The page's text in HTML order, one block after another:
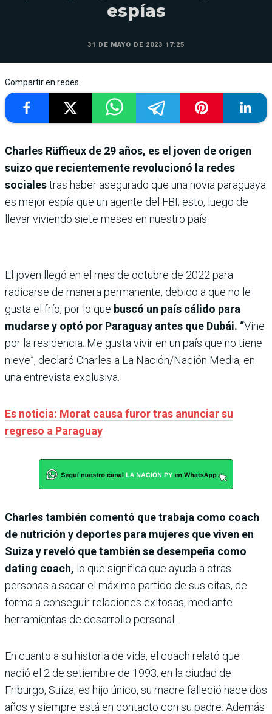
espías
31 DE MAYO DE 2023 17:25
Compartir en redes
Charles Rüffieux de 29 años, es el joven de origen
suizo que recientemente revolucionó la redes
socialestras haber asegurado que una novia paraguaya
es mejor espía que un agente del FBI; esto, luego de
llevar viviendo siete meses en nuestro país.
El joven llegó en el mes de octubre de 2022 para
radicarse de manera permanente, debido a que no le
gusta el frío, por lo que buscó un país cálido para
mudarse y optó por Paraguay antes que Dubái. “Vine
por la residencia. Me gusta vivir en un país que no tiene
nieve”, declaró Charles a La Nación/Nación Media, en
una entrevista exclusiva.
Es noticia: Morat causa furor tras anunciar su
regreso a Paraguay
Charles también comentó que trabaja como coach
de nutrición y deportes para mujeres que viven en
Suiza y reveló que también se desempeña como
dating coach, lo que significa que ayuda a otras
personas a sacar el máximo partido de sus citas, de
forma a conseguir relaciones exitosas, mediante
herramientas de desarrollo personal.
En cuanto a su historia de vida, el coach relató que
nació el 2 de setiembre de 1993, en la ciudad de
Friburgo, Suiza; es hijo único, su madre falleció hace dos
años y siempre está en contacto con su padre. Además